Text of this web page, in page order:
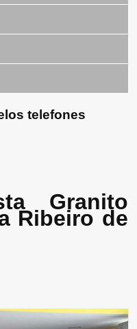
telefones
Granito
Ribeiro de